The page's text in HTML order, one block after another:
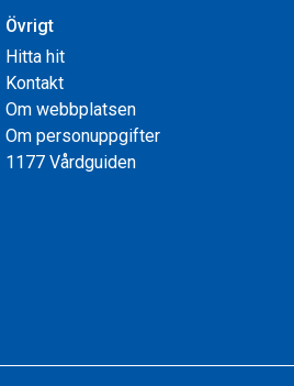
Övrigt
Hitta hit
Kontakt
Om webbplatsen
Om personuppgifter
1177 Vårdguiden